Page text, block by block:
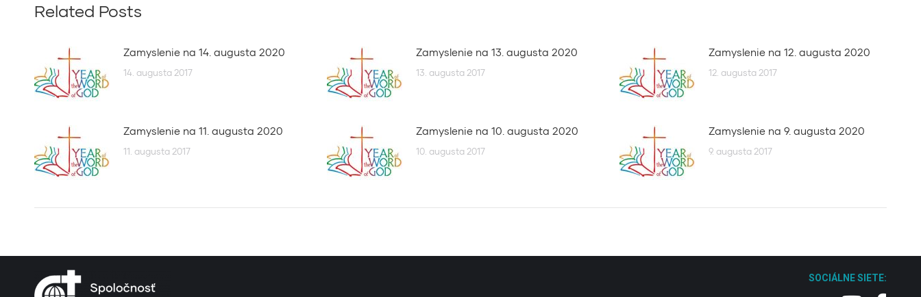
Related Posts
Zamyslenie na 14. augusta 2020
14. augusta 2017
Zamyslenie na 13. augusta 2020
13. augusta 2017
Zamyslenie na 12. augusta 2020
12. augusta 2017
Zamyslenie na 11. augusta 2020
11. augusta 2017
Zamyslenie na 10. augusta 2020
10. augusta 2017
Zamyslenie na 9. augusta 2020
9. augusta 2017
SOCIÁLNE SIETE: